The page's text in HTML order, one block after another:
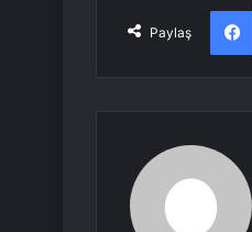
Paylaş